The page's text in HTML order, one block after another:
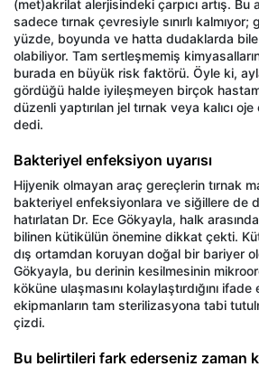
(met)akrilat alerjisindeki çarpıcı artış. Bu
sadece tırnak çevresiyle sınırlı kalmıyor;
yüzde, boyunda ve hatta dudaklarda
olabiliyor. Tam sertleşmemiş
burada en büyük risk faktörü. Öyle ki,
gördüğü halde iyileşmeyen birçok
düzenli yaptırılan jel tırnak veya kalıcı
dedi.
Bakteriyel enfeksiyon uyarısı
Hijyenik olmayan araç gereçlerin tırnak
bakteriyel enfeksiyonlara ve siğillere de
hatırlatan Dr. Ece Gökyayla, halk
bilinen kütikülün önemine dikkat çekti.
dış ortamdan koruyan doğal bir bariyer
Gökyayla, bu derinin kesilmesinin
köküne ulaşmasını kolaylaştırdığını
ekipmanların tam sterilizasyona tabi
çizdi.
Bu belirtileri fark ederseniz zaman